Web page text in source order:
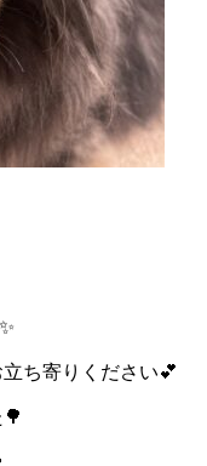
ち寄りください💕